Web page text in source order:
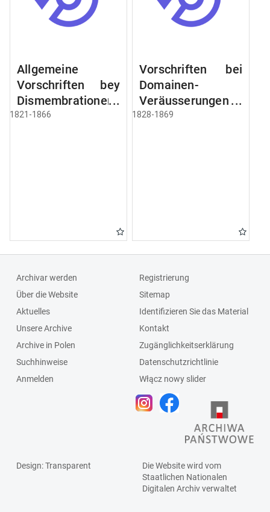
Allgemeine
Vorschriften bey
Dismembrationen
Domainen-
1821-1866
Vorschriften bei
Domainen-
Veräusserungen
und
1828-1869
Archivar werden
Über die Website
Aktuelles
Unsere Archive
Archive in Polen
Suchhinweise
Anmelden
Registrierung
Sitemap
Identifizieren Sie das Material
Kontakt
Zugänglichkeitserklärung
Datenschutzrichtlinie
Włącz nowy slider
Design: Transparent
Die Website wird vom
Staatlichen Nationalen
Digitalen Archivverwaltet